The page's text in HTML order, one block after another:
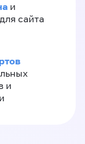
и
сайта
и